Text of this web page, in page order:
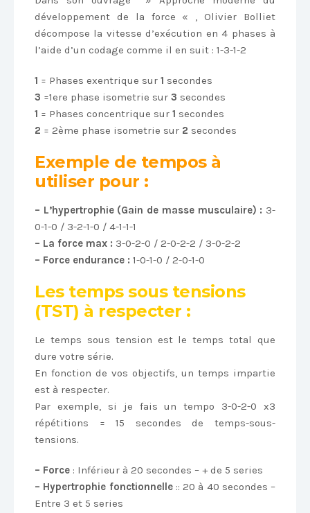
développement de la force « , Olivier Bolliet
décompose la vitesse d’exécution en 4 phases à
l’aide d’un codage comme il en suit : 1-3-1-2
1 = Phases exentrique sur 1 secondes
3 =1ere phase isometrie sur 3 secondes
1 = Phases concentrique sur 1 secondes
2 = 2ème phase isometrie sur 2 secondes
Exemple de tempos à
utiliser pour :
– L’hypertrophie (Gain de masse musculaire) : 3-
0-1-0 / 3-2-1-0 / 4-1-1-1
– La force max : 3-0-2-0 / 2-0-2-2 / 3-0-2-2
– Force endurance : 1-0-1-0 / 2-0-1-0
Les temps sous tensions
(TST) à respecter :
Le temps sous tension est le temps total que
dure votre série.
En fonction de vos objectifs, un temps impartie
est à respecter.
Par exemple, si je fais un tempo 3-0-2-0 x3
répétitions = 15 secondes de temps-sous-
tensions.
– Force : Inférieur à 20 secondes – + de 5 series
– Hypertrophie fonctionnelle:: 20 à 40 secondes –
Entre 3 et 5 series